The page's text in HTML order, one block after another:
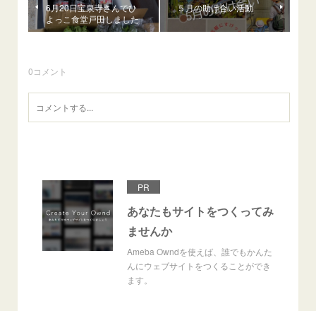
6月20日宝泉寺さんでひ
よっこ食堂戸田しました
５月の助け合い活動
0コメント
PR
あなたもサイトをつくってみ
ませんか
Ameba Owndを使えば、誰でもかんた
んにウェブサイトをつくることができ
ます。